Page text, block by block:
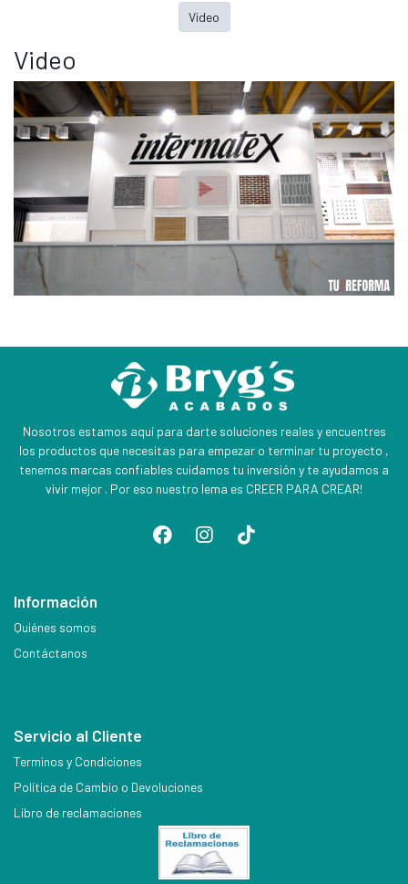
Video
Video
Nosotros estamos aquí para darte soluciones reales y encuentres
los productos que necesitas para empezar o terminar tu proyecto ,
tenemos marcas confiables cuidamos tu inversión y te ayudamos a
vivir mejor . Por eso nuestro lema es CREER PARA CREAR!
Información
Quiénes somos
Contáctanos
Servicio al Cliente
Terminos y Condiciones
Política de Cambio o Devoluciones
Libro de reclamaciones